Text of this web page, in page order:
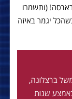
(ותשמרו
יגמר באיזה
ברצלונה,
שנות